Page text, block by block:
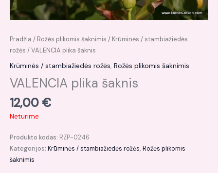
Pradžia / Rožės plikomis šaknimis / Krūminės / stambiažiedės
rožės / VALENCIA plika šaknis
Krūminės / stambiažiedės rožės, Rožės plikomis šaknimis
VALENCIA plika šaknis
12,00 €
Neturime
Produkto kodas: RZP-0246
Kategorijos: Krūminės / stambiažiedės rožės, Rožės plikomis
šaknimis